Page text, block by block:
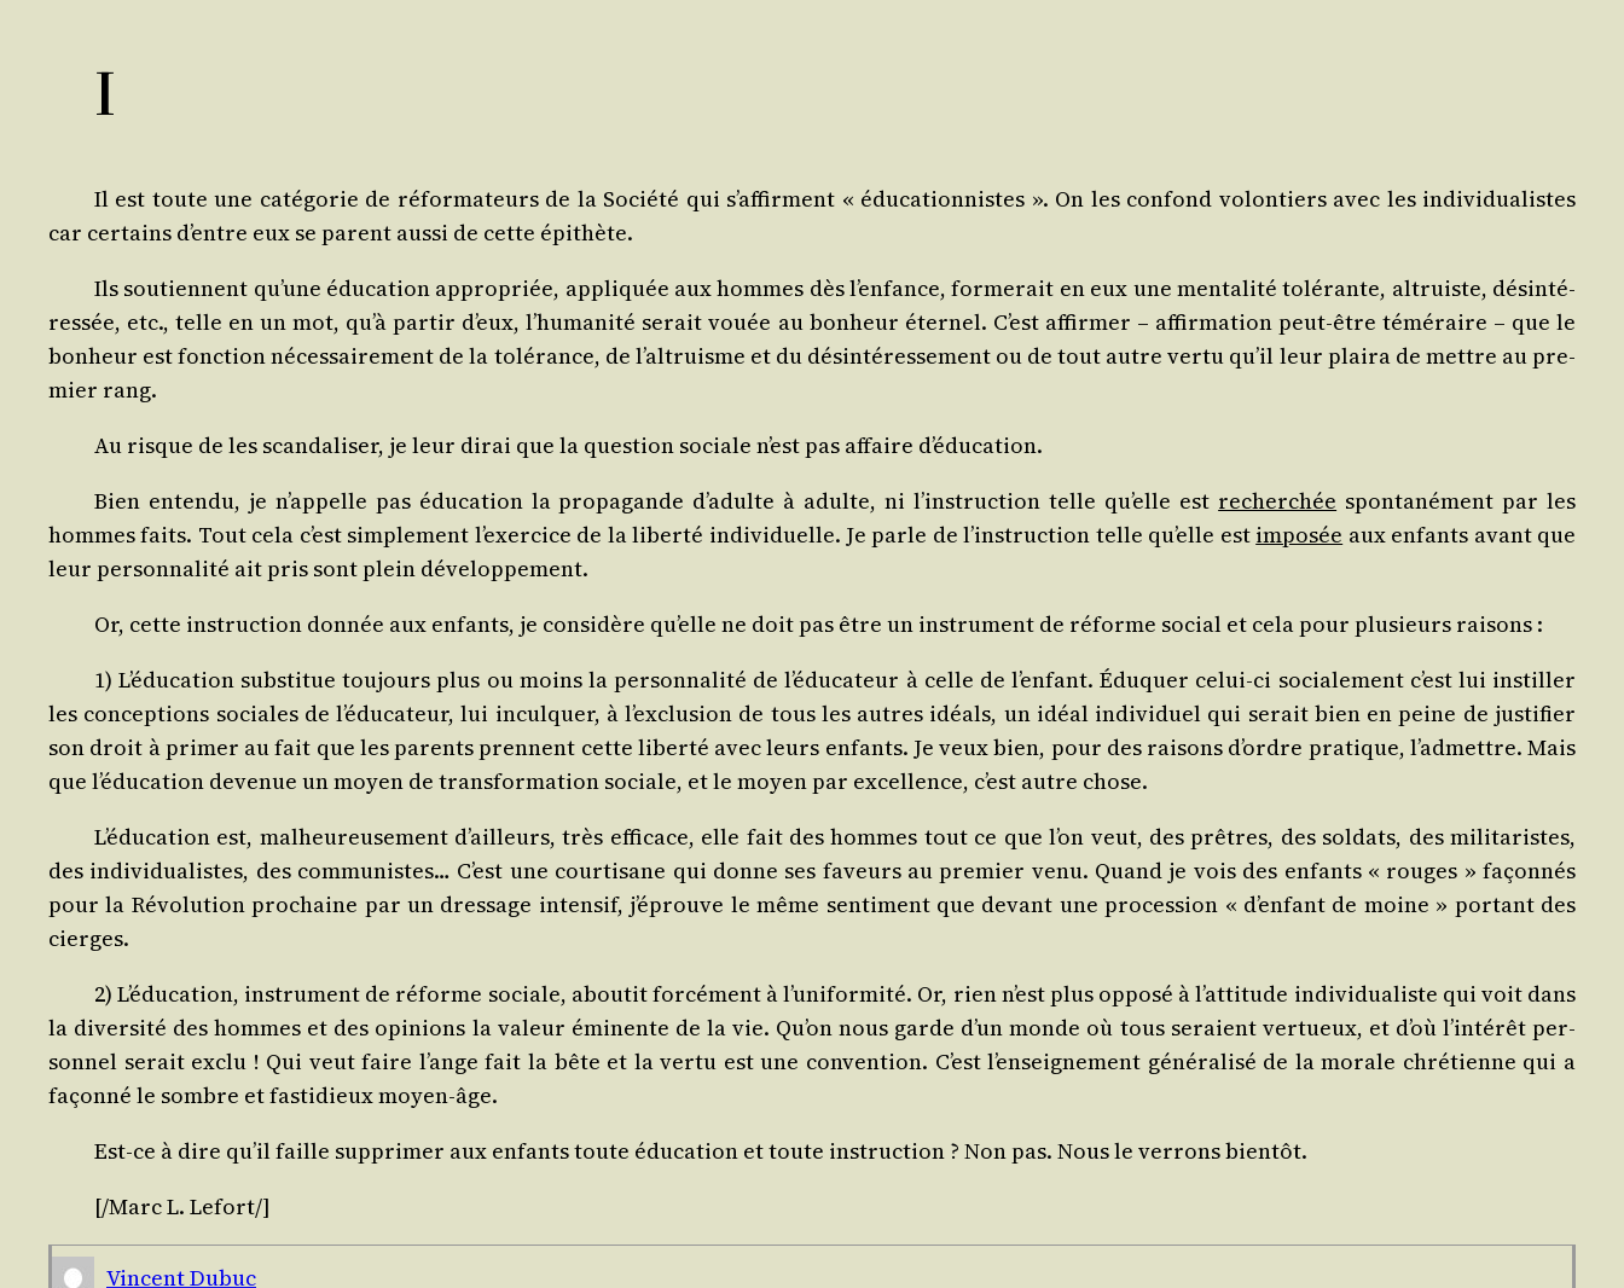
I
Il est toute une caté­go­rie de réfor­ma­teurs de la Socié­té qui s’affirment « édu­ca­tion­nistes ». On les confond volon­tiers avec les indi­vi­dua­listes
car cer­tains d’entre eux se parent aus­si de cette épithète.
Ils sou­tiennent qu’une édu­ca­tion appro­priée, appli­quée aux hommes dès l’enfance, for­me­rait en eux une men­ta­li­té tolé­rante, altruiste, dés­in­té­
res­sée, etc., telle en un mot, qu’à par­tir d’eux, l’humanité serait vouée au bon­heur éter­nel. C’est affir­mer – affir­ma­tion peut-être témé­raire – que le
bon­heur est fonc­tion néces­sai­re­ment de la tolé­rance, de l’altruisme et du dés­in­té­res­se­ment ou de tout autre ver­tu qu’il leur plai­ra de mettre au pre­
mier rang.
Au risque de les scan­da­li­ser, je leur dirai que la ques­tion sociale n’est pas affaire d’éducation.
Bien enten­du, je n’appelle pas édu­ca­tion la pro­pa­gande d’adulte à adulte, ni l’instruction telle qu’elle est recher­chée spon­ta­né­ment par les
hommes faits. Tout cela c’est sim­ple­ment l’exercice de la liber­té indi­vi­duelle. Je parle de l’instruction telle qu’elle est impo­sée aux enfants avant que
leur per­son­na­li­té ait pris sont plein développement.
Or, cette ins­truc­tion don­née aux enfants, je consi­dère qu’elle ne doit pas être un ins­tru­ment de réforme social et cela pour plu­sieurs raisons :
1) L’éducation sub­sti­tue tou­jours plus ou moins la per­son­na­li­té de l’éducateur à celle de l’enfant. Édu­quer celui-ci socia­le­ment c’est lui ins­til­ler
les concep­tions sociales de l’éducateur, lui incul­quer, à l’exclusion de tous les autres idéals, un idéal indi­vi­duel qui serait bien en peine de jus­ti­fier
son droit à pri­mer au fait que les parents prennent cette liber­té avec leurs enfants. Je veux bien, pour des rai­sons d’ordre pra­tique, l’admettre. Mais
que l’éducation deve­nue un moyen de trans­for­ma­tion sociale, et le moyen par excel­lence, c’est autre chose.
L’éducation est, mal­heu­reu­se­ment d’ailleurs, très effi­cace, elle fait des hommes tout ce que l’on veut, des prêtres, des sol­dats, des mili­ta­ristes,
des indi­vi­dua­listes, des com­mu­nistes… C’est une cour­ti­sane qui donne ses faveurs au pre­mier venu. Quand je vois des enfants « rouges » façon­nés
pour la Révo­lu­tion pro­chaine par un dres­sage inten­sif, j’éprouve le même sen­ti­ment que devant une pro­ces­sion « d’enfant de moine » por­tant des
cierges.
2) L’éducation, ins­tru­ment de réforme sociale, abou­tit for­cé­ment à l’uniformité. Or, rien n’est plus oppo­sé à l’attitude indi­vi­dua­liste qui voit dans
la diver­si­té des hommes et des opi­nions la valeur émi­nente de la vie. Qu’on nous garde d’un monde où tous seraient ver­tueux, et d’où l’intérêt per­
son­nel serait exclu ! Qui veut faire l’ange fait la bête et la ver­tu est une conven­tion. C’est l’enseignement géné­ra­li­sé de la morale chré­tienne qui a
façon­né le sombre et fas­ti­dieux moyen-âge.
Est-ce à dire qu’il faille sup­pri­mer aux enfants toute édu­ca­tion et toute ins­truc­tion ? Non pas. Nous le ver­rons bientôt.
[/​Marc L. Lefort/​]
Vincent Dubuc